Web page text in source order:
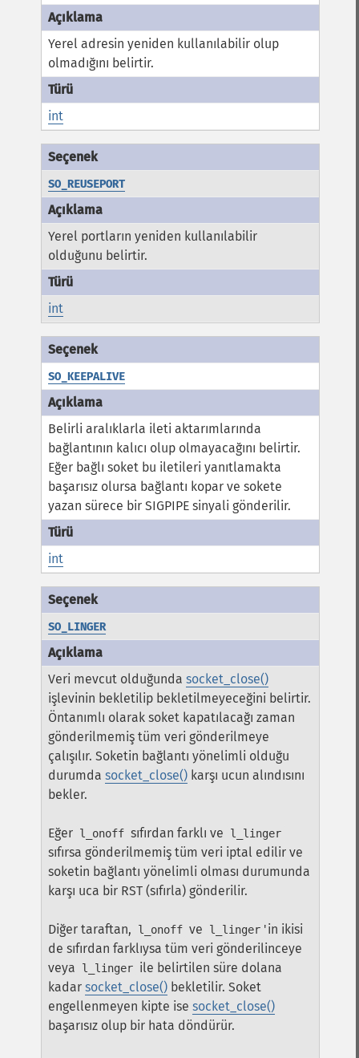
Yerel adresin yeniden kullanılabilir olup
olmadığını belirtir.
int
SO_REUSEPORT
Yerel portların yeniden kullanılabilir
olduğunu belirtir.
int
SO_KEEPALIVE
Belirli aralıklarla ileti aktarımlarında
bağlantının kalıcı olup olmayacağını belirtir.
Eğer bağlı soket bu iletileri yanıtlamakta
başarısız olursa bağlantı kopar ve sokete
yazan sürece bir SIGPIPE sinyali gönderilir.
int
SO_LINGER
Veri mevcut olduğundasocket_close()
işlevinin bekletilip bekletilmeyeceğini belirtir.
Öntanımlı olarak soket kapatılacağı zaman
gönderilmemiş tüm veri gönderilmeye
çalışılır. Soketin bağlantı yönelimli olduğu
durumdasocket_close() karşı ucun alındısını
bekler.
Eğer l_onoff sıfırdan farklı ve l_linger
sıfırsa gönderilmemiş tüm veri iptal edilir ve
soketin bağlantı yönelimli olması durumunda
karşı uca bir RST (sıfırla) gönderilir.
Diğer taraftan, l_onoff ve l_linger 'in ikisi
de sıfırdan farklıysa tüm veri gönderilinceye
veya
l_linger ile belirtilen süre dolana
kadarsocket_close() bekletilir. Soket
engellenmeyen kipte isesocket_close()
başarısız olup bir hata döndürür.